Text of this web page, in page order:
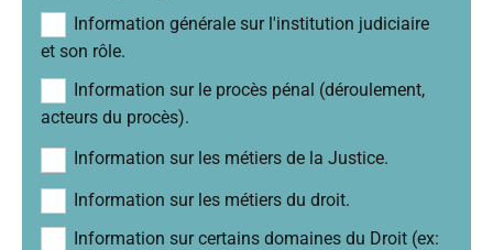
Information générale sur l'institution judiciaire
et son rôle.
Information sur le procès pénal (déroulement,
acteurs du procès).
Information sur les métiers de la Justice.
Information sur les métiers du droit.
Information sur certains domaines du Droit (ex: